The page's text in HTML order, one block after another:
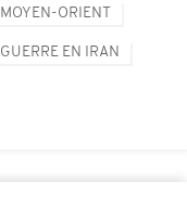
MOYEN-ORIENT
GUERRE EN IRAN